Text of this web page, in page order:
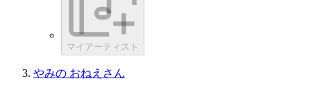
マイアーティスト
やみの おねえさん